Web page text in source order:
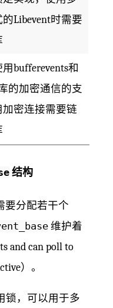
Libevent时需要
bufferevents和
库的加密通信的支
密连接需要链
结构
要分配若干个
维护着
and can poll to
）。
锁，可以用于多